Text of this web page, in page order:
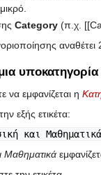
Category (π.χ.
να εμφανίζεται η
εξής ετικέτα:
και
Μαθηματικά